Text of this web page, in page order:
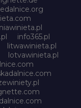
edalnice.org
info365.pl
litwawinieta.pl
lotvawinieta.pl